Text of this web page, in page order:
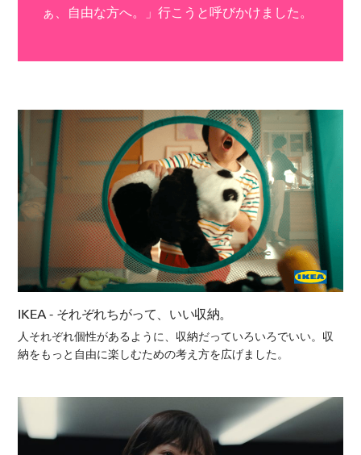
ぁ、自由な方へ。」行こうと呼びかけました。
IKEA - それぞれちがって、いい収納。
人それぞれ個性があるように、収納だっていろいろでいい。収
納をもっと自由に楽しむための考え方を広げました。